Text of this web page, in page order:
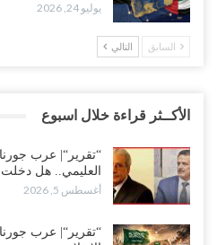
يوليو 24, 2026
السابق التالي
الأكــثر قراءة خلال اسبوع
“تقرير“| عرب
العليمي.. هل
أغسطس 5, 2026
“تقرير“| عرب